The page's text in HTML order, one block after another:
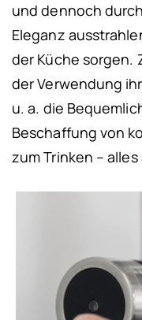
und dennoch
Eleganz
der Küche sorgen.
der Verwendung
u. a. die
Beschaffung von
zum Trinken –